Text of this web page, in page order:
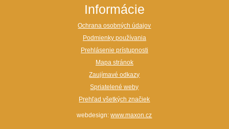
Informácie
Ochrana osobných údajov
Podmienky používania
Prehlásenie prístupnosti
Mapa stránok
Zaujímavé odkazy
Spriatelené weby
Prehľad všetkých značiek
webdesign:www.maxon.cz